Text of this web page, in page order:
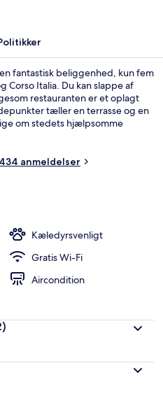
fantastisk beliggenhed, kun fem
Corso Italia. Du kan slappe af
restauranten er et oplagt
tæller en terrasse og en
om stedets hjælpsomme
anmeldelser
Kæledyrsvenligt
Gratis Wi-Fi
Aircondition